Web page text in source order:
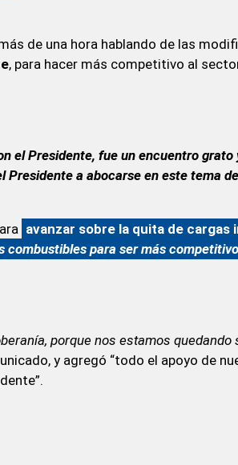
de una hora hablando de las
, para hacer más competitivo al
el Presidente, fue un encuentro grato
Presidente a abocarse en este tema
avanzar sobre la quita de cargas
combustibles para ser más
porque nos estamos quedando
y agregó “todo el apoyo de